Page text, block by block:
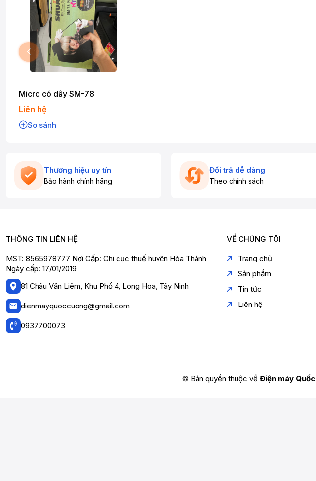
Micro có dây SM-78
Liên hệ
So sánh
Thương hiệu uy tín
Bảo hành chính hãng
Đổi trả dễ dàng
Theo chính sách
THÔNG TIN LIÊN HỆ
MST: 8565978777 Nơi Cấp: Chi cục thuế huyện Hòa Thành
Ngày cấp: 17/01/2019
81 Châu Văn Liêm, Khu Phố 4, Long Hoa, Tây Ninh
dienmayquoccuong@gmail.com
0937700073
VỀ CHÚNG TÔI
Trang chủ
Sản phẩm
Tin tức
Liên hệ
© Bản quyền thuộc về Điện máy